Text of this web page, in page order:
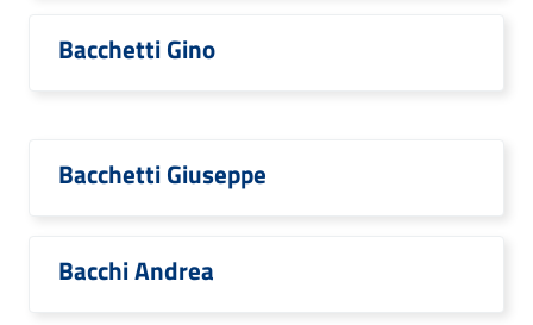
Bacchetti Gino
Bacchetti Giuseppe
Bacchi Andrea